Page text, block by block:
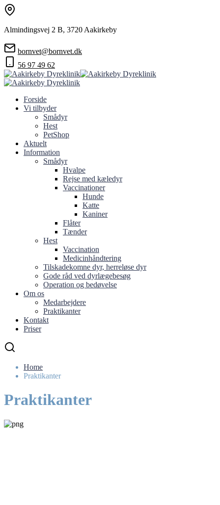
Almindingsvej 2 B, 3720 Aakirkeby
bornvet@bornvet.dk
56 97 49 62
Forside
Vi tilbyder
Smådyr
Hest
PetShop
Aktuelt
Information
Smådyr
Hvalpe
Rejse med kæledyr
Vaccinationer
Hunde
Katte
Kaniner
Flåter
Tænder
Hest
Vaccination
Medicinhåndtering
Tilskadekomne dyr, herreløse dyr
Gode råd ved dyrlægebesøg
Operation og bedøvelse
Om os
Medarbejdere
Praktikanter
Kontakt
Priser
Home
Praktikanter
Praktikanter